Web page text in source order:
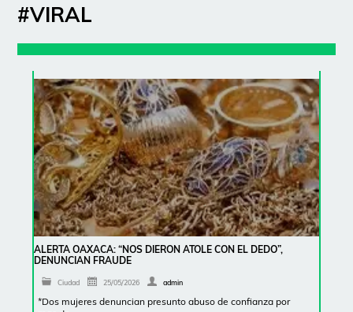
#VIRAL
ALERTA OAXACA: “NOS DIERON ATOLE CON EL DEDO”,
DENUNCIAN FRAUDE
Ciudad 25/05/2026 admin
*Dos mujeres denuncian presunto abuso de confianza por